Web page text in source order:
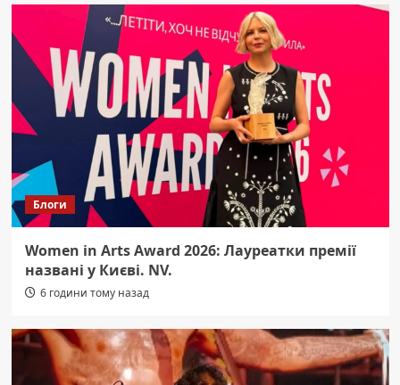
Блоги
Women in Arts Award 2026: Лауреатки премії
названі у Києві. NV.
6 години тому назад